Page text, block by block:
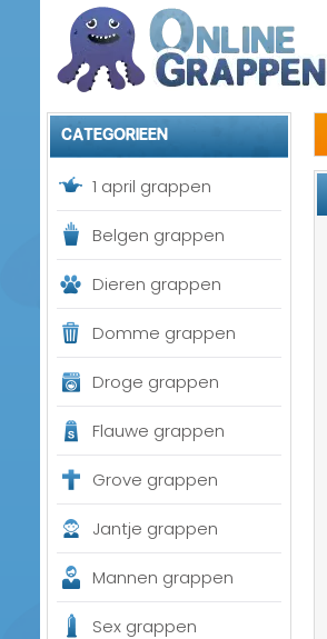
Categorieen
1 april grappen
Belgen grappen
Dieren grappen
Domme grappen
Droge grappen
Flauwe grappen
Grove grappen
Jantje grappen
Mannen grappen
Sex grappen